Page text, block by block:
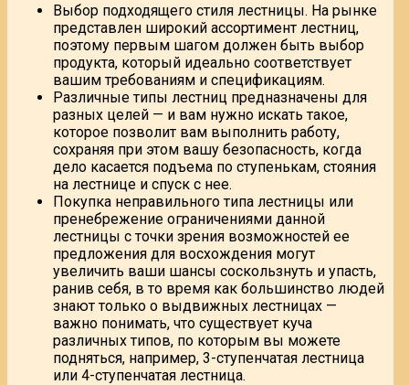
Выбор подходящего стиля лестницы. На рынке
представлен широкий ассортимент лестниц,
поэтому первым шагом должен быть выбор
продукта, который идеально соответствует
вашим требованиям и спецификациям.
Различные типы лестниц предназначены для
разных целей — и вам нужно искать такое,
которое позволит вам выполнить работу,
сохраняя при этом вашу безопасность, когда
дело касается подъема по ступенькам, стояния
на лестнице и спуск с нее.
Покупка неправильного типа лестницы или
пренебрежение ограничениями данной
лестницы с точки зрения возможностей ее
предложения для восхождения могут
увеличить ваши шансы соскользнуть и упасть,
ранив себя, в то время как большинство людей
знают только о выдвижных лестницах —
важно понимать, что существует куча
различных типов, по которым вы можете
подняться, например, 3-ступенчатая лестница
или 4-ступенчатая лестница.